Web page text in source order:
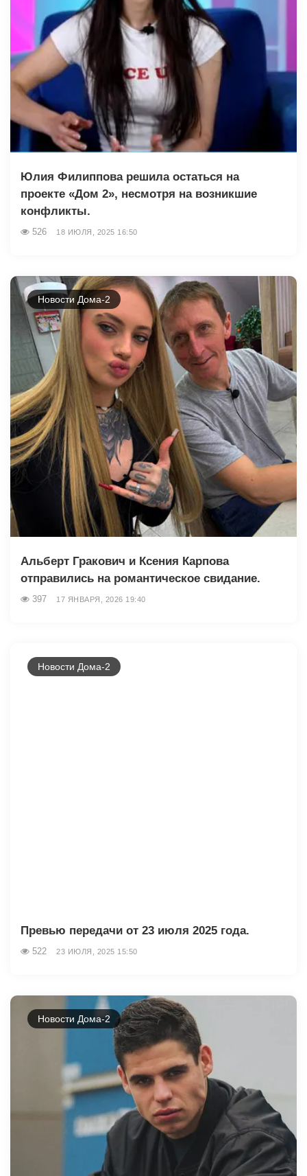
Юлия Филиппова решила остаться на
проекте «Дом 2», несмотря на возникшие
конфликты.
526 18 ИЮЛЯ, 2025 16:50
Новости Дома-2
Альберт Гракович и Ксения Карпова
отправились на романтическое свидание.
397 17 ЯНВАРЯ, 2026 19:40
Новости Дома-2
Превью передачи от 23 июля 2025 года.
522 23 ИЮЛЯ, 2025 15:50
Новости Дома-2